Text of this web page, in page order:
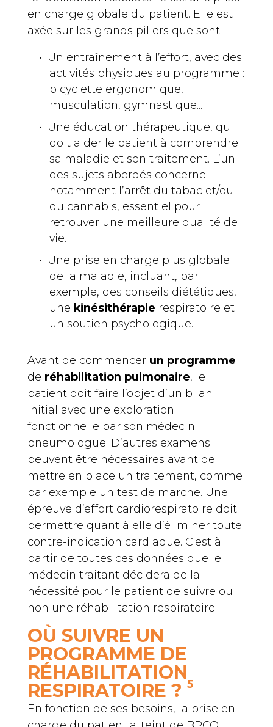
en charge globale du patient. Elle est
axée sur les grands piliers que sont :
Un entraînement à l’effort, avec des
activités physiques au programme :
bicyclette ergonomique,
musculation, gymnastique...
Une éducation thérapeutique, qui
doit aider le patient à comprendre
sa maladie et son traitement. L’un
des sujets abordés concerne
notamment l’arrêt du tabac et/ou
du cannabis, essentiel pour
retrouver une meilleure qualité de
vie.
Une prise en charge plus globale
de la maladie, incluant, par
exemple, des conseils diététiques,
une kinésithérapie respiratoire et
un soutien psychologique.
Avant de commencer un programme
de réhabilitation pulmonaire, le
patient doit faire l’objet d’un bilan
initial avec une exploration
fonctionnelle par son médecin
pneumologue. D’autres examens
peuvent être nécessaires avant de
mettre en place un traitement, comme
par exemple un test de marche. Une
épreuve d’effort cardiorespiratoire doit
permettre quant à elle d’éliminer toute
contre-indication cardiaque. C'est à
partir de toutes ces données que le
médecin traitant décidera de la
nécessité pour le patient de suivre ou
non une réhabilitation respiratoire.
OÙ SUIVRE UN
PROGRAMME DE
RÉHABILITATION
RESPIRATOIRE ? 5
En fonction de ses besoins, la prise en